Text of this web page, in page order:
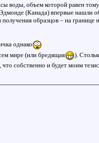
воды, объем которой равен
(Канада) впервые нашли
образцов – на
однако
мире (или бредящая
).
собственно и будет моим